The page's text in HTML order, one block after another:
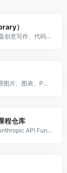
）
Anthropic 官方数百个高质量提示词模板，覆盖创意写作、代码生成、数据分析、教育辅导等场景，可直接复制使用。
Anthropic 官方视觉能力指南：用 Claude 处理图片、图表、PDF，涵盖 OCR、图像分析、图表解读，附带代码示例。
程仓库
Anthropic 官方 GitHub 上的 5 门互动课程：Anthropic API Fundamentals、Prompt Engineering Interactive Tutorial、Real World Prompting、P